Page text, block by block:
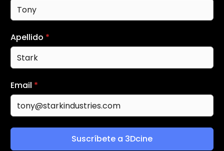
Apellido *
Email *
Suscríbete a 3Dcine